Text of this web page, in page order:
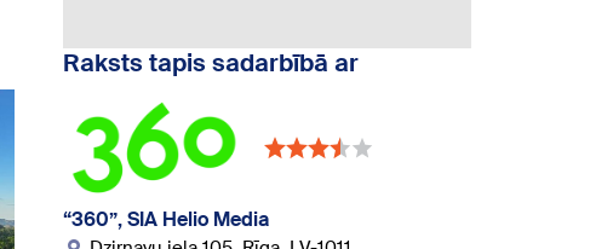
Raksts tapis sadarbībā ar
“360”, SIA Helio Media